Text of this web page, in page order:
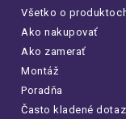
Všetko o
Ako nakupovať
Ako zamerať
Montáž
Poradňa
Často kladené